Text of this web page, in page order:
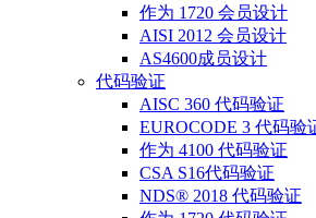
作为 1720 会员设计
AISI 2012 会员设计
AS4600成员设计
代码验证
AISC 360 代码验证
EUROCODE 3 代码验
作为 4100 代码验证
CSA S16代码验证
NDS® 2018 代码验证